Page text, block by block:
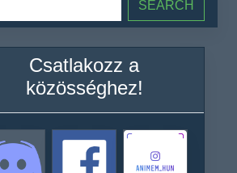
SEARCH
Csatlakozz a
közösséghez!